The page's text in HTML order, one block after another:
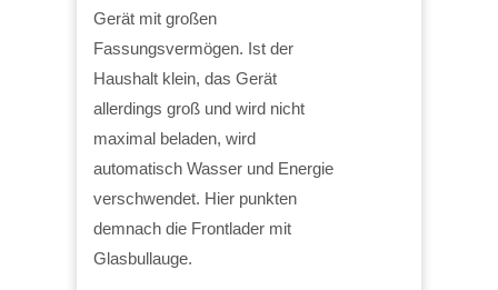
Gerät mit großen
Fassungsvermögen. Ist der
Haushalt klein, das Gerät
allerdings groß und wird nicht
maximal beladen, wird
automatisch Wasser und Energie
verschwendet. Hier punkten
demnach die Frontlader mit
Glasbullauge.